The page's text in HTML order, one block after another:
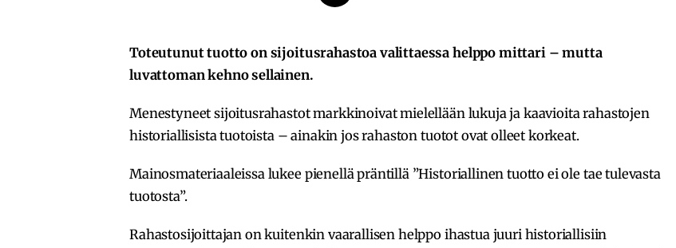
Toteutunut tuotto on sijoitusrahastoa valittaessa helppo mittari – mutta
luvattoman kehno sellainen.
Menestyneet sijoitusrahastot markkinoivat mielellään lukuja ja kaavioita rahastojen
historiallisista tuotoista – ainakin jos rahaston tuotot ovat olleet korkeat.
Mainosmateriaaleissa lukee pienellä präntillä ”Historiallinen tuotto ei ole tae tulevasta
tuotosta”.
Rahastosijoittajan on kuitenkin vaarallisen helppo ihastua juuri historiallisiin